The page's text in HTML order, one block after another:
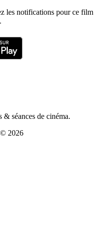
les notifications pour ce film
séances de cinéma.
© 2026